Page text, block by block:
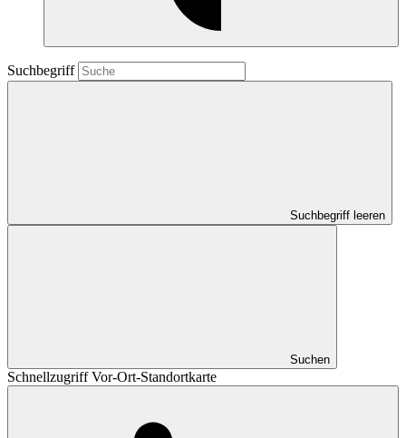
Suchbegriff
Suchbegriff leeren
Suchen
Schnellzugriff Vor-Ort-Standortkarte